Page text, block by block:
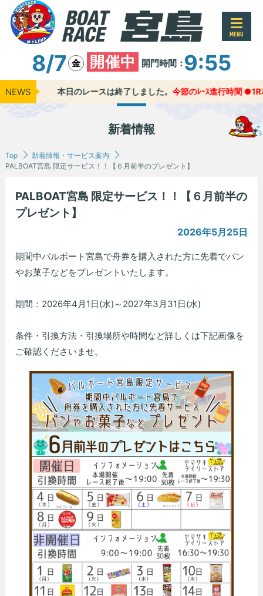
MENU
8/7 金 開催中 開門時間：9:55
NEWS 本日のレースは終了しました。今節のﾚｰｽ進行時間 ●1Rｽ
新着情報
Top
新着情報・サービス案内
PALBOAT宮島 限定サービス！！【６月前半のプレゼント】
PALBOAT宮島 限定サービス！！【６月前半の
プレゼント】
2026年5月25日
期間中パルボート宮島で舟券を購入された方に先着でパン
やお菓子などをプレゼントいたします。
期間：2026年4月1日(水)～2027年3月31日(水)
条件・引換方法・引換場所や時間など詳しくは下記画像を
ご確認くださいませ。